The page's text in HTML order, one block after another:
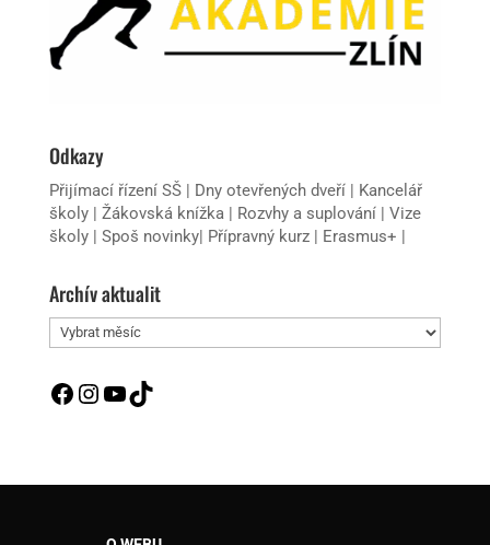
Odkazy
Přijímací řízení SŠ| Dny otevřených dveří| Kancelář
školy| Žákovská knížka| Rozvhy a suplování | Vize
školy | Spoš novinky| Přípravný kurz| Erasmus+ |
Archív aktualit
Archív
aktualit
Facebook
Instagram
YouTube
TikTok